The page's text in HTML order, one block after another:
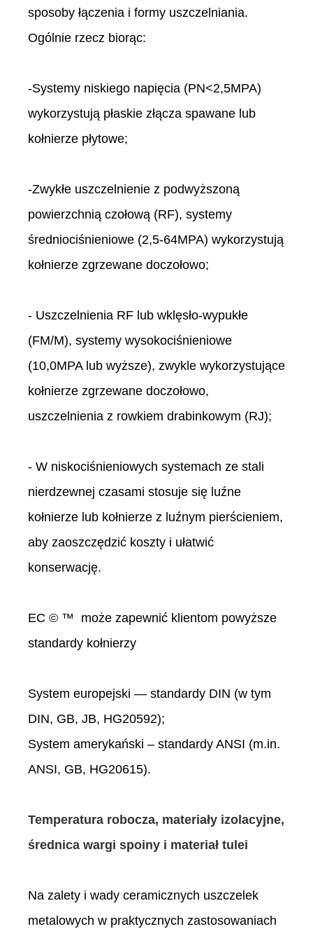
sposoby łączenia i formy uszczelniania.
Ogólnie rzecz biorąc:
-Systemy niskiego napięcia (PN<2,5MPA)
wykorzystują płaskie złącza spawane lub
kołnierze płytowe;
-Zwykłe uszczelnienie z podwyższoną
powierzchnią czołową (RF), systemy
średniociśnieniowe (2,5-64MPA) wykorzystują
kołnierze zgrzewane doczołowo;
- Uszczelnienia RF lub wklęsło-wypukłe
(FM/M), systemy wysokociśnieniowe
(10,0MPA lub wyższe), zwykle wykorzystujące
kołnierze zgrzewane doczołowo,
uszczelnienia z rowkiem drabinkowym (RJ);
- W niskociśnieniowych systemach ze stali
nierdzewnej czasami stosuje się luźne
kołnierze lub kołnierze z luźnym pierścieniem,
aby zaoszczędzić koszty i ułatwić
konserwację.
EC © ™ może zapewnić klientom powyższe
standardy kołnierzy
System europejski — standardy DIN (w tym
DIN, GB, JB, HG20592);
System amerykański – standardy ANSI (m.in.
ANSI, GB, HG20615).
Temperatura robocza, materiały izolacyjne,
średnica wargi spoiny i materiał tulei
Na zalety i wady ceramicznych uszczelek
metalowych w praktycznych zastosowaniach